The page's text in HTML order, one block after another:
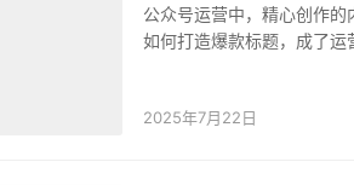
公众号运营中，精心创作
如何打造爆款标题，成了运
2025年7月22日